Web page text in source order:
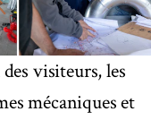
visiteurs, les
mécaniques et